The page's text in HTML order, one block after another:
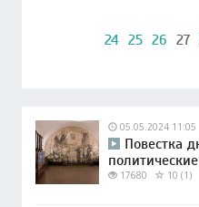
24 25 26 27
05.05.2024 11:05
Повестка
17680 10 (1)